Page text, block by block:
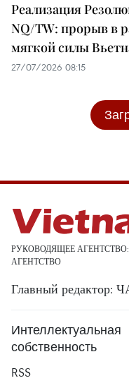
Реализация
NQ/TW: прорыв в
мягкой силы
27/07/2026 08:15
РУКОВОДЯЩЕЕ
АГЕНТСТВО
Главный
Интеллектуальная
собственность
RSS